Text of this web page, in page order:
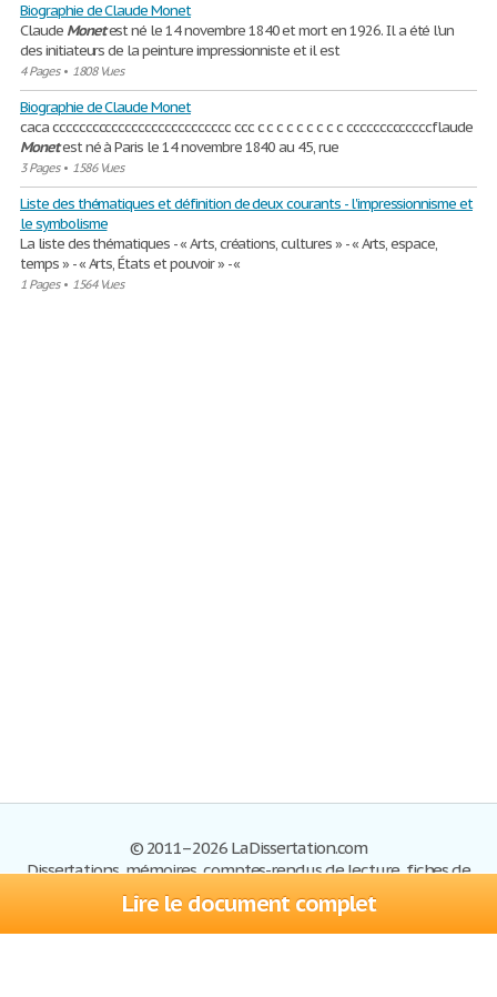
Lire le document complet
Biographie de Claude Monet
Claude Monetest né le 14 novembre 1840 et mort en 1926. Il a été l'un
des initiateurs de la peinture impressionniste et il est
4 Pages• 1808 Vues
Biographie de Claude Monet
caca ccccccccccccccccccccccccccc ccc c c c c c c c c c cccccccccccccflaude
Monetest né à Paris le 14 novembre 1840 au 45, rue
3 Pages• 1586 Vues
Liste des thématiques et définition de deux courants - l'impressionnisme et
le symbolisme
La liste des thématiques - « Arts, créations, cultures » - « Arts, espace,
temps » - « Arts, États et pouvoir » - «
1 Pages• 1564 Vues
© 2011–2026 LaDissertation.com
Dissertations, mémoires, comptes-rendus de lecture, fiches de
lectures, exemples du BAC